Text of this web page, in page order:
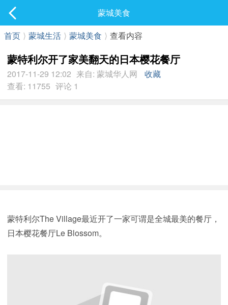
最新发表
蒙城美食
首页 ⟩ 蒙城生活 ⟩ 蒙城美食 ⟩ 查看内容
蒙特利尔开了家美翻天的日本樱花餐厅
2017-11-29 12:02 来自: 蒙城华人网
收藏
查看: 11755 评论 1
蒙特利尔The Village最近开了一家可谓是全城最美的餐厅，
日本樱花餐厅Le Blossom。